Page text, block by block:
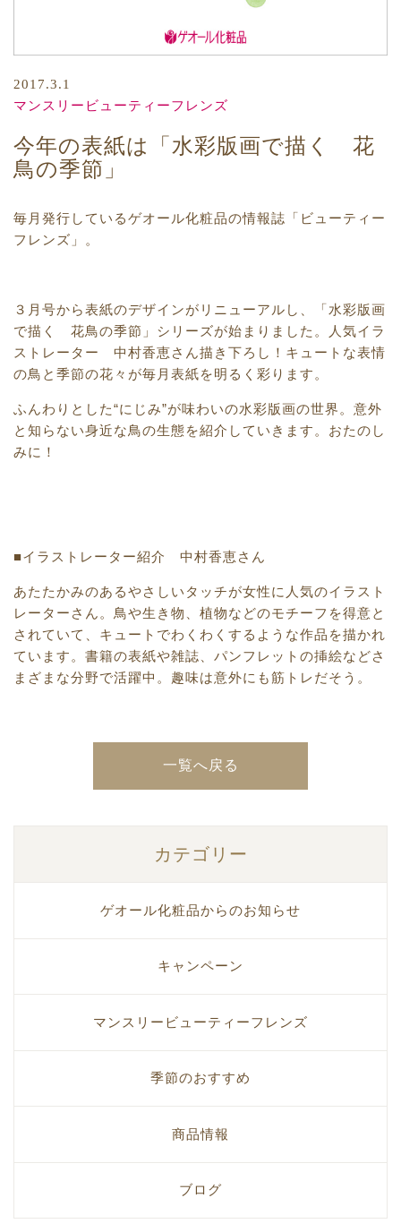
2017.3.1
マンスリービューティーフレンズ
今年の表紙は「水彩版画で描く 花
鳥の季節」
毎月発行しているゲオール化粧品の情報誌「ビューティー
フレンズ」。
３月号から表紙のデザインがリニューアルし、「水彩版画
で描く 花鳥の季節」シリーズが始まりました。人気イラ
ストレーター 中村香恵さん描き下ろし！キュートな表情
の鳥と季節の花々が毎月表紙を明るく彩ります。
ふんわりとした“にじみ”が味わいの水彩版画の世界。意外
と知らない身近な鳥の生態を紹介していきます。おたのし
みに！
■イラストレーター紹介 中村香恵さん
あたたかみのあるやさしいタッチが女性に人気のイラスト
レーターさん。鳥や生き物、植物などのモチーフを得意と
されていて、キュートでわくわくするような作品を描かれ
ています。書籍の表紙や雑誌、パンフレットの挿絵などさ
まざまな分野で活躍中。趣味は意外にも筋トレだそう。
一覧へ戻る
カテゴリー
ゲオール化粧品からのお知らせ
キャンペーン
マンスリービューティーフレンズ
季節のおすすめ
商品情報
ブログ